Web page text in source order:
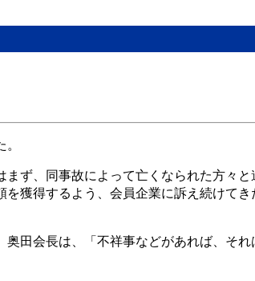
ず、同事故によって亡くなられた方々
獲得するよう、会員企業に訴え続けて
田会長は、「不祥事などがあれば、そ